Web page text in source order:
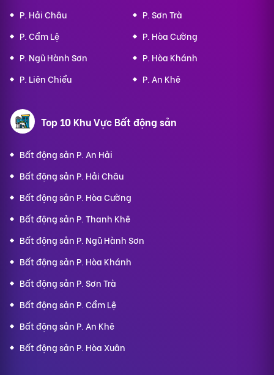
P. Hải Châu
P. Sơn Trà
P. Cẩm Lệ
P. Hòa Cường
P. Ngũ Hành Sơn
P. Hòa Khánh
P. Liên Chiểu
P. An Khê
Top 10 Khu Vực Bất động sản
Bất động sản P. An Hải
Bất động sản P. Hải Châu
Bất động sản P. Hòa Cường
Bất động sản P. Thanh Khê
Bất động sản P. Ngũ Hành Sơn
Bất động sản P. Hòa Khánh
Bất động sản P. Sơn Trà
Bất động sản P. Cẩm Lệ
Bất động sản P. An Khê
Bất động sản P. Hòa Xuân